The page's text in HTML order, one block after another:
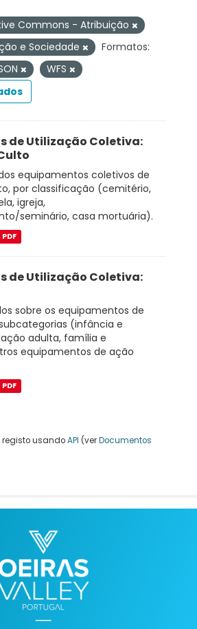
Commons - Atribuição
e Sociedade
Formatos:
WFS
de Utilização Coletiva:
equipamentos coletivos de
por classificação (cemitério,
igreja,
seminário, casa mortuária).
PDF
de Utilização Coletiva:
sobre os equipamentos de
(infância e
adulta, família e
equipamentos de ação
PDF
registo usandoAPI (verDocumentos